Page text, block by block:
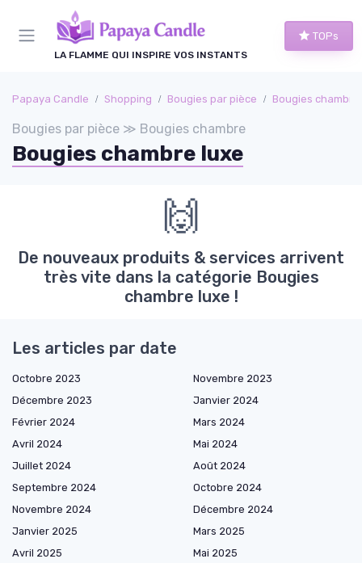
LA FLAMME QUI INSPIRE VOS INSTANTS
TOPs
Papaya Candle Shopping Bougies par pièce Bougies chambre
Bougies par pièce ≫ Bougies chambre
Bougies chambre luxe
🙌
De nouveaux produits & services arrivent
très vite dans la catégorie Bougies
chambre luxe !
Les articles par date
Octobre 2023
Novembre 2023
Décembre 2023
Janvier 2024
Février 2024
Mars 2024
Avril 2024
Mai 2024
Juillet 2024
Août 2024
Septembre 2024
Octobre 2024
Novembre 2024
Décembre 2024
Janvier 2025
Mars 2025
Avril 2025
Mai 2025
Panneau de gestion des cookies